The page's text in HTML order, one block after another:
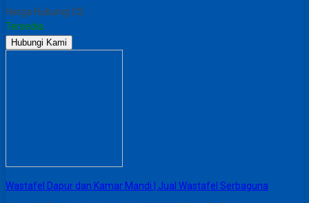
Harga Hubungi CS
Tersedia
Hubungi Kami
Wastafel Dapur dan Kamar Mandi | Jual Wastafel Serbaguna